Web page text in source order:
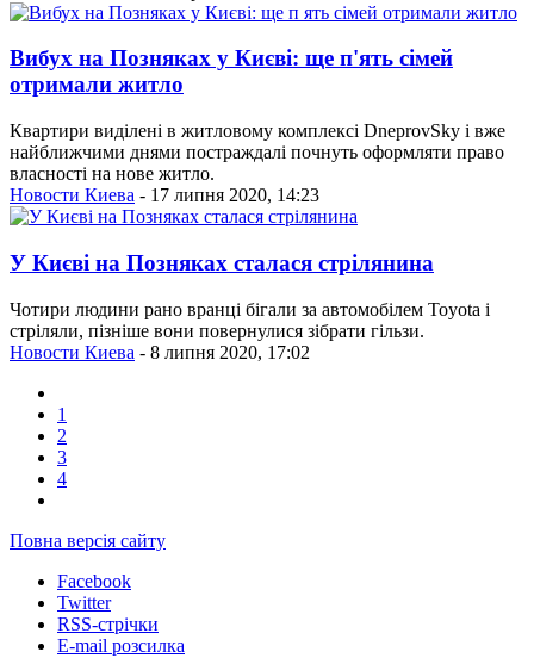
Вибух на Позняках у Києві: ще п'ять сімей
отримали житло
Квартири виділені в житловому комплексі DneprovSky і вже
найближчими днями постраждалі почнуть оформляти право
власності на нове житло.
Новости Киева - 17 липня 2020, 14:23
У Києві на Позняках сталася стрілянина
Чотири людини рано вранці бігали за автомобілем Toyota і
стріляли, пізніше вони повернулися зібрати гільзи.
Новости Киева - 8 липня 2020, 17:02
1
2
3
4
Повна версія сайту
Facebook
Twitter
RSS-стрічки
E-mail розсилка